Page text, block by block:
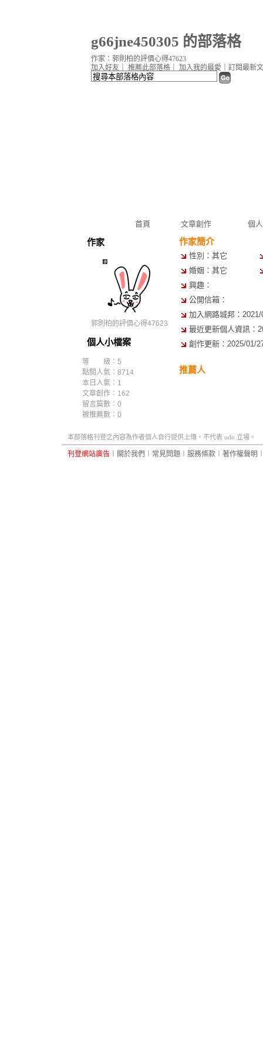
g66jne450305 的部落格
首頁 文章創作 個
加入好友 推薦此部落格 加入我的最愛 訂閱最新
作家：郭則柏的評價心得47623
作家
郭則柏的評價心得47623
個人小檔案
等 級：5
點閱人氣：8714
本日人氣：1
文章創作：162
留言篇數：0
被推薦數： 0
作家簡介
性別：其它
婚姻：其它
興趣：
公開信箱：
加入網路城邦：
最近更新個人資訊：
創作更新：2025/01/
推薦人
本部落格刊登之內容為作者個人自行提供上傳，不代表 udn 立場。
刊登網站廣告 關於我們 常見問題 服務條款 著作權聲明